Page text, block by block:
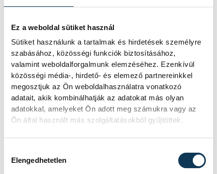
Ez a weboldal sütiket használ
Sütiket használunk a tartalmak és hirdetések személyre
szabásához, közösségi funkciók biztosításához,
valamint weboldalforgalmunk elemzéséhez. Ezenkívül
közösségi média-, hirdető- és elemező partnereinkkel
megosztjuk az Ön weboldalhasználatra vonatkozó
adatait, akik kombinálhatják az adatokat más olyan
adatokkal, amelyeket Ön adott meg számukra vagy az
Ön által használt más szolgáltatásokból gyűjtöttek.
Elengedhetetlen